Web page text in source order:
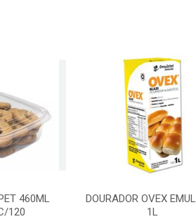
460ML
120
DOURADOR OVEX
1L